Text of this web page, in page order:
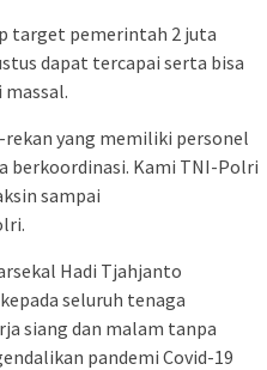
target pemerintah 2 juta
dapat tercapai serta bisa
yang memiliki personel
berkoordinasi. Kami TNI-Polri
sampai
Hadi Tjahjanto
seluruh tenaga
siang dan malam tanpa
pandemi Covid-19